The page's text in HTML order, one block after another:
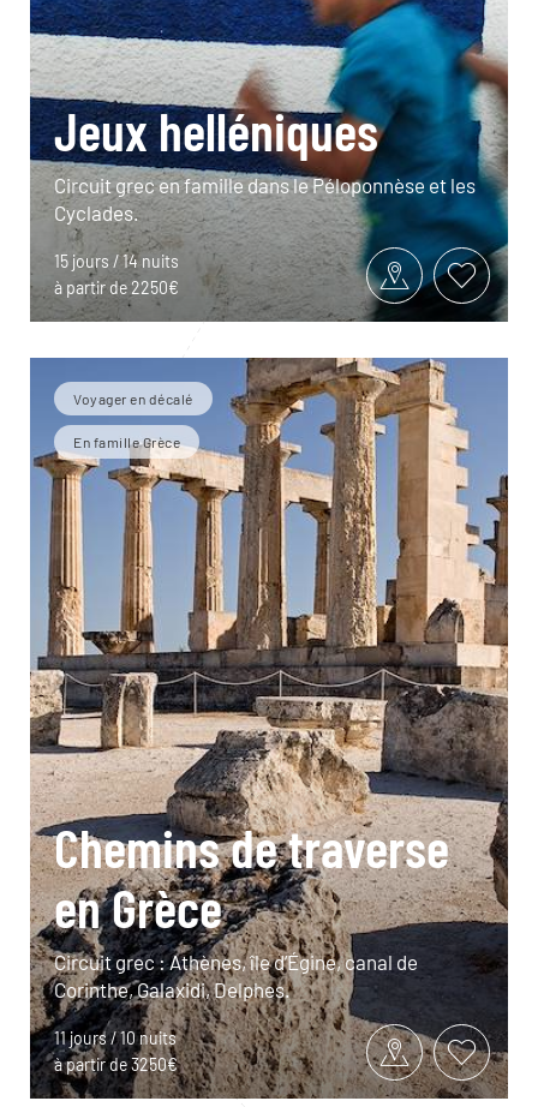
Jeux helléniques
Circuit grec en famille dans le Péloponnèse et les
Cyclades.
15 jours / 14 nuits
à partir de 2250€
Voyager en décalé
En famille Grèce
Chemins de traverse
en Grèce
Circuit grec : Athènes, île d’Égine, canal de
Corinthe, Galaxidi, Delphes.
11 jours / 10 nuits
à partir de 3250€